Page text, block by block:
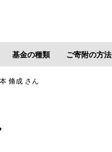
基金の種類 ご寄附の方法
脩成 さん